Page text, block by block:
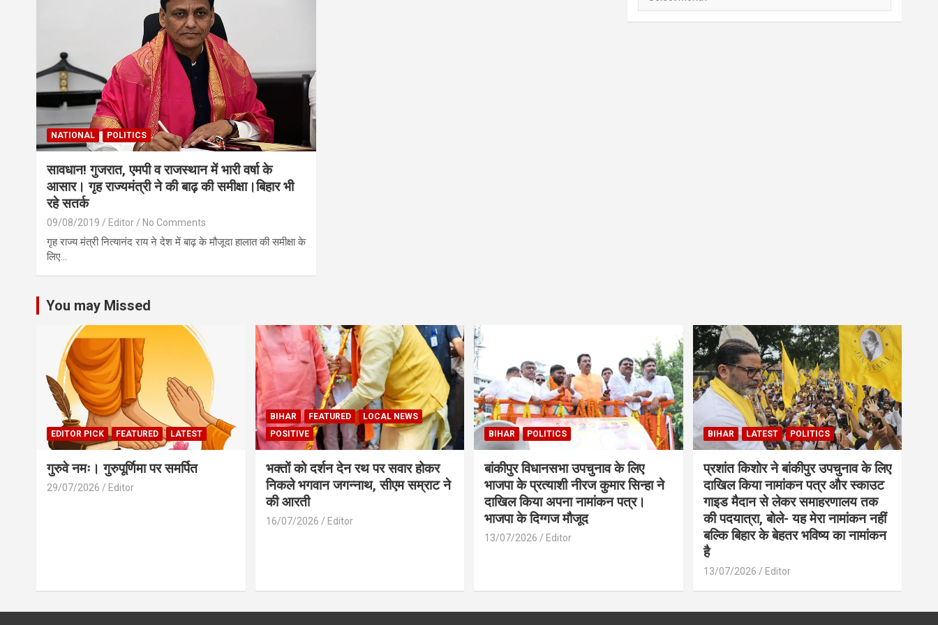
NATIONAL POLITICS
सावधान! गुजरात, एमपी व राजस्थान में भारी वर्षा के
आसार। गृह राज्यमंत्री ने की बाढ़ की समीक्षा।बिहार भी
रहे सतर्क
09/08/2019 Editor No Comments
गृह राज्य मंत्री नित्यानंद राय ने देश में बाढ़ के मौजूदा हालात की समीक्षा के
लिए…
You may Missed
EDITOR PICK FEATURED LATEST
गुरुवे नमः। गुरुपूर्णिमा पर समर्पित
29/07/2026 Editor
BIHAR FEATURED
LOCAL NEWS
POSITIVE
भक्तों को दर्शन देन रथ पर सवार होकर
निकले भगवान जगन्नाथ, सीएम सम्राट ने
की आरती
16/07/2026 Editor
BIHAR POLITICS
बांकीपुर विधानसभा उपचुनाव के लिए
भाजपा के प्रत्याशी नीरज कुमार सिन्हा ने
दाखिल किया अपना नामांकन पत्र।
भाजपा के दिग्गज मौजूद
13/07/2026 Editor
BIHAR LATEST POLITICS
प्रशांत किशोर ने बांकीपुर उपचुनाव के लिए
दाखिल किया नामांकन पत्र और स्काउट
गाइड मैदान से लेकर समाहरणालय तक
की पदयात्रा, बोले- यह मेरा नामांकन नहीं
बल्कि बिहार के बेहतर भविष्य का नामांकन
है
13/07/2026 Editor